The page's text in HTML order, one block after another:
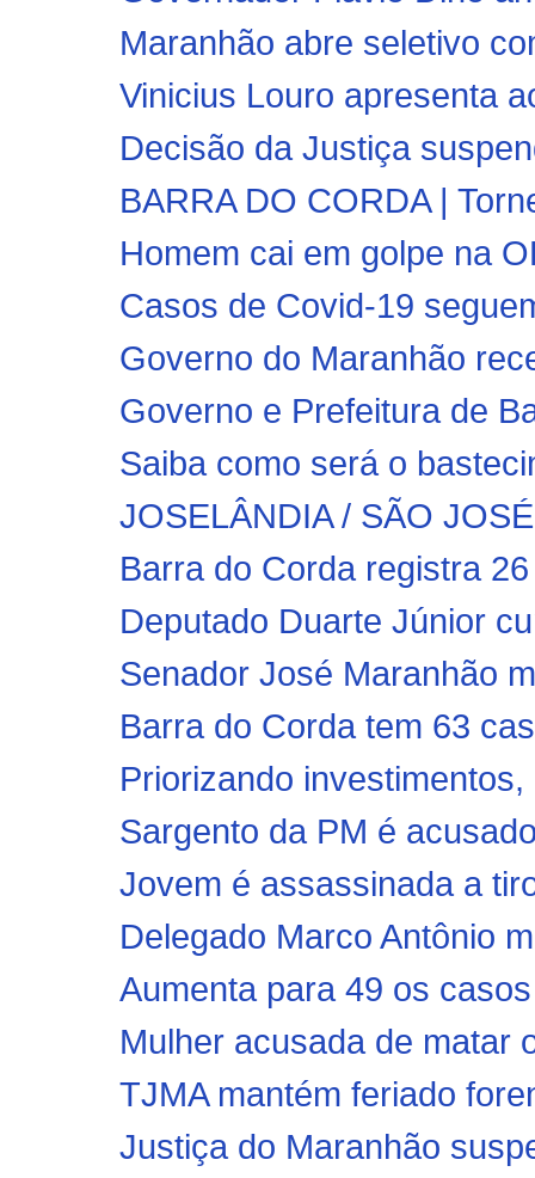
Maranhão abre seletivo
Vinicius Louro apresenta
Decisão da Justiça
BARRA DO CORDA |
Homem cai em golpe na
Casos de Covid-19
Governo do Maranhão
Governo e Prefeitura de
Saiba como será o
JOSELÂNDIA / SÃO
Barra do Corda registra
Deputado Duarte Júnior
Senador José Maranhão
Barra do Corda tem 63
Priorizando
Sargento da PM é
Jovem é assassinada a
Delegado Marco Antônio
Aumenta para 49 os
Mulher acusada de matar
TJMA mantém feriado
Justiça do Maranhão